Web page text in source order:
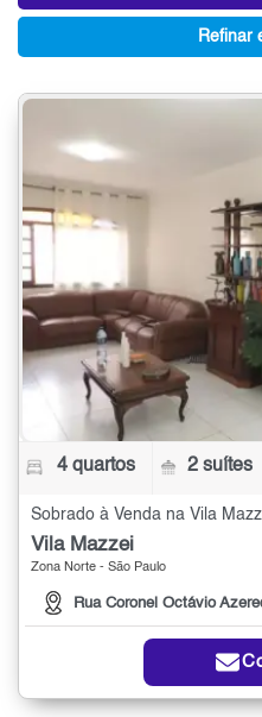
Refinar
4 quartos 2 suítes
Sobrado à Venda na Vila
Vila Mazzei
Zona Norte - São Paulo
Rua Coronel Octávio